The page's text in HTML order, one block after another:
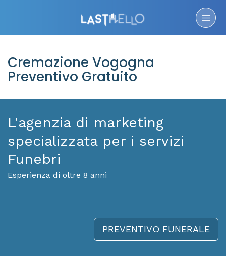
Cremazione Vogogna
Preventivo Gratuito
L'agenzia di marketing
specializzata per i servizi
Funebri
Esperienza di oltre 8 anni
PREVENTIVO FUNERALE